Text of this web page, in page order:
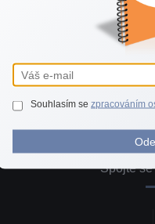
Potřebujete
Spojte
Souhlasím se zpracováním